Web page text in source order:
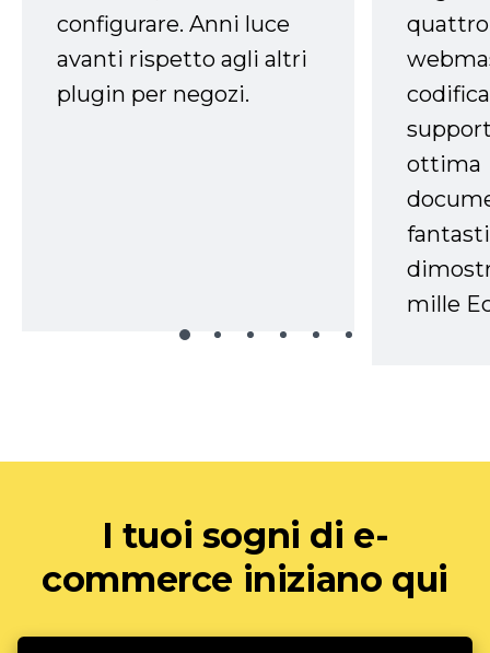
configurare. Anni luce
avanti rispetto agli altri
plugin per negozi.
ottima
mille
I tuoi sogni di e-
commerce iniziano qui